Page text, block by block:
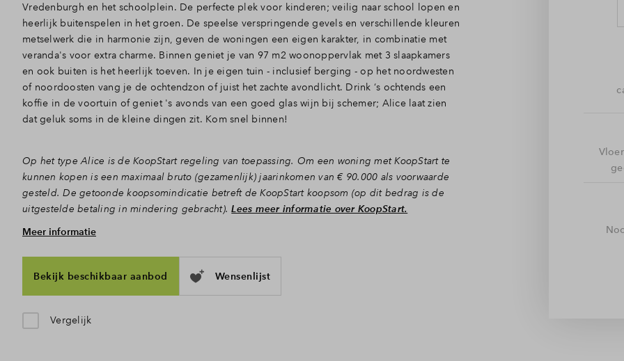
Vredenburgh en het schoolplein. De perfecte plek voor kinderen; veilig naar school lopen en
heerlijk buitenspelen in het groen. De speelse verspringende gevels en verschillende kleuren
metselwerk die in harmonie zijn, geven de woningen een eigen karakter, in combinatie met
veranda's voor extra charme. Binnen geniet je van 97 m2 woonoppervlak met 3 slaapkamers
en ook buiten is het heerlijk toeven. In je eigen tuin - inclusief berging - op het noordwesten
of noordoosten vang je de ochtendzon of juist het zachte avondlicht. Drink ‘s ochtends een
koffie in de voortuin of geniet 's avonds van een goed glas wijn bij schemer; Alice laat zien
dat geluk soms in de kleine dingen zit. Kom snel binnen!
Op het type Alice is de KoopStart regeling van toepassing. Om een woning met KoopStart te
kunnen kopen is een maximaal bruto (gezamenlijk) jaarinkomen van € 90.000 als voorwaarde
gesteld. De getoonde koopsomindicatie betreft de KoopStart koopsom (op dit bedrag is de
uitgestelde betaling in mindering gebracht).Lees meer informatie over KoopStart.
Koken en bankhangen met uitzicht
woongedeelte, dat dankzij de hoge ramen en deuren aan weerszijden lekker licht is. Dit
versterkt het open karakter en maakt dat je er graag je tijd spendeert. Aan de straatkant kook
je straks de sterren van de hemel met zicht op het buurtgroen en relaxen doe je juist in de
zithoek achterin. Hier zet je vanaf de eerste warme lentedag de dubbel openslaande deuren
lekker open, waardoor de tuin echt een verlengstuk van de woonkamer wordt.
Meer informatie
Bekijk beschikbaar aanbod Wensenlijst
Vergelijk